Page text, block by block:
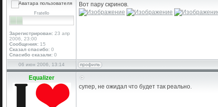
Fratello
Зарегистрирован: 23 апр
2006, 23:00
Сообщения: 15
Сказал спасибо: 0
Спасибо сказали: 0
Вот пару скринов.
06 июн 2006, 13:14
Equalizer
супер, не ожидал что будет так реально.